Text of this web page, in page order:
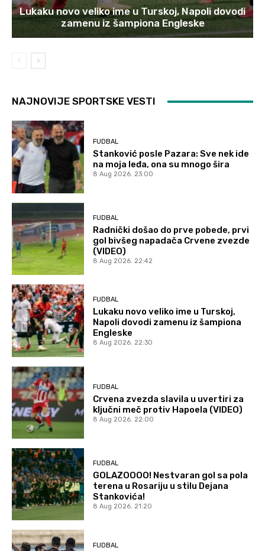
Lukaku novo veliko ime u Turskoj, Napoli dovodi
zamenu iz šampiona Engleske
NAJNOVIJE SPORTSKE VESTI
FUDBAL
Stanković posle Pazara: Sve nek ide
na moja leđa, ona su mnogo šira
8 Aug 2026. 23:00
FUDBAL
Radnički došao do prve pobede, prvi
gol bivšeg napadača Crvene zvezde
(VIDEO)
8 Aug 2026. 22:42
FUDBAL
Lukaku novo veliko ime u Turskoj,
Napoli dovodi zamenu iz šampiona
Engleske
8 Aug 2026. 22:30
FUDBAL
Crvena zvezda slavila u uvertiri za
ključni meč protiv Hapoela (VIDEO)
8 Aug 2026. 22:00
FUDBAL
GOLAZOOOO! Nestvaran gol sa pola
terena u Rosariju u stilu Dejana
Stankovića!
8 Aug 2026. 21:20
FUDBAL